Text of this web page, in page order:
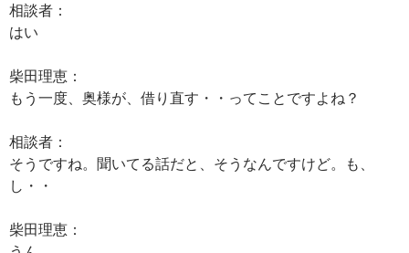
相談者：
はい
柴田理恵：
もう一度、奥様が、借り直す・・ってことですよね？
相談者：
そうですね。聞いてる話だと、そうなんですけど。も、
し・・
柴田理恵：